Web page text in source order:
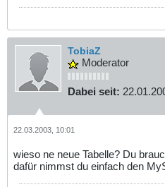
TobiaZ
Moderator
Dabei seit:
22.03.2003, 10:01
wieso ne neue Tabelle? Du
dafür nimmst du einfach den